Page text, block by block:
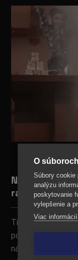
Náš content
radosť
TikTik sa vyvíja
pozretí včera,
náš TikTok tím s
O
Súbory cookie
analýzu
poskytovanie
vylepšenie a
Viac informácií